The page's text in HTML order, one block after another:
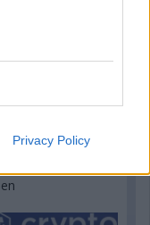
Privacy Policy